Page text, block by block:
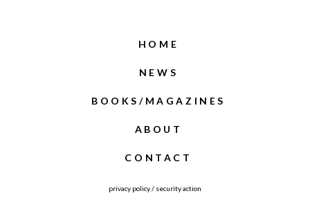
HOME
NEWS
BOOKS/MAGAZINES
ABOUT
CONTACT
privacy policy/ security action